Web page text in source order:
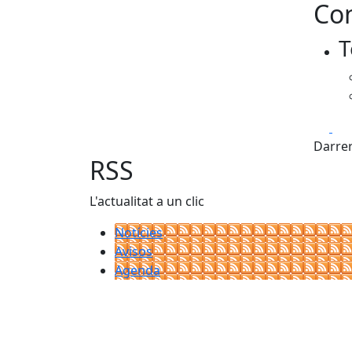
+
−
RSS
L'actualitat a un clic
Notícies
Avisos
Agenda